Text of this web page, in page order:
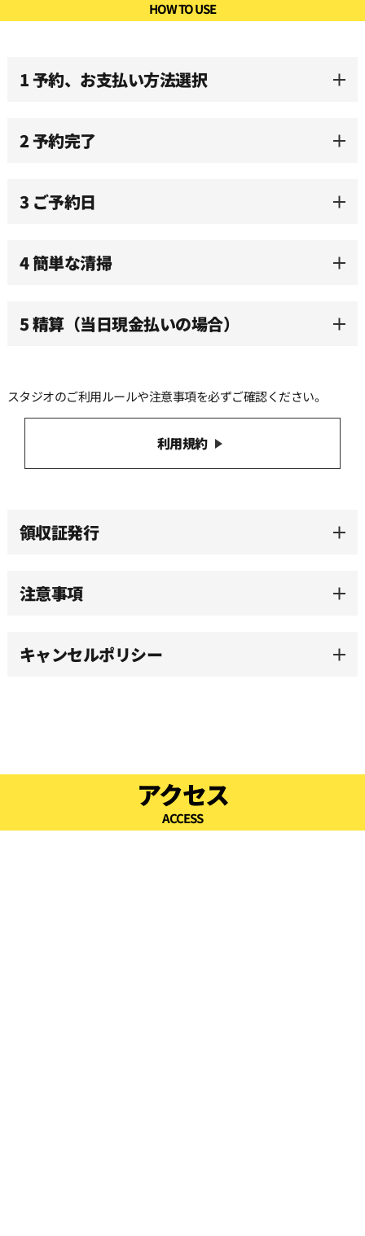
HOW TO USE
1 予約、お支払い方法選択
2 予約完了
3 ご予約日
4 簡単な清掃
5 精算（当日現金払いの場合）
スタジオのご利用ルールや注意事項を必ずご確認ください。
利用規約
領収証発行
注意事項
キャンセルポリシー
アクセス
ACCESS